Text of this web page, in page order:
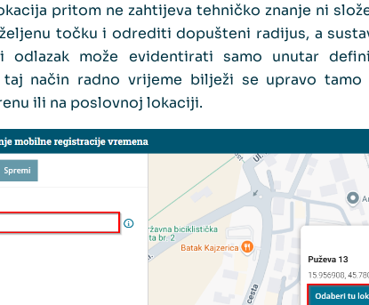
pritom ne zahtijeva tehničko znanje ni
točku i odrediti dopušteni radijus, a
odlazak može evidentirati samo unutar
taj način radno vrijeme bilježi se upravo
ili na poslovnoj lokaciji.